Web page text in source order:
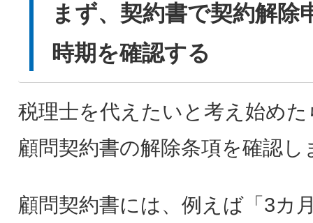
まず、契約書で契約解除
時期を確認する
税理士を代えたいと考え始め
顧問契約書の解除条項を確認し
顧問契約書には、例えば「3カ